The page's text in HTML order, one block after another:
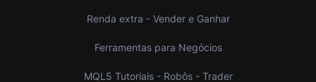
Renda extra - Vender e Ganhar
Ferramentas para Negócios
MQL5 Tutoriais - Robôs - Trader